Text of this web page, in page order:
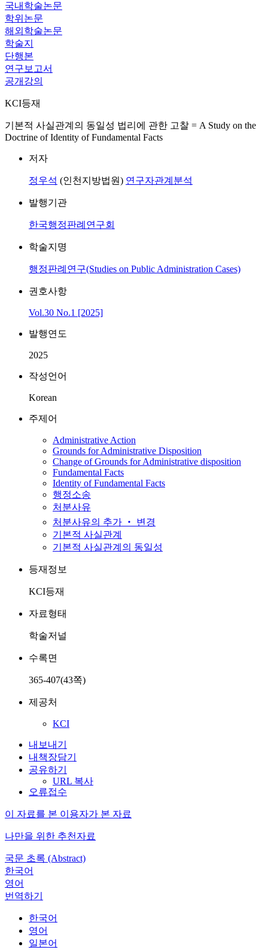
국내학술논문
학위논문
해외학술논문
학술지
단행본
연구보고서
공개강의
KCI등재
기본적 사실관계의 동일성 법리에 관한 고찰 = A Study on the
Doctrine of Identity of Fundamental Facts
저자
정우석 (인천지방법원) 연구자관계분석
발행기관
한국행정판례연구회
학술지명
행정판례연구(Studies on Public Administration Cases)
권호사항
Vol.30 No.1 [2025]
발행연도
2025
작성언어
Korean
주제어
Administrative Action
Grounds for Administrative Disposition
Change of Grounds for Administrative disposition
Fundamental Facts
Identity of Fundamental Facts
행정소송
처분사유
처분사유의 추가 ‧ 변경
기본적 사실관계
기본적 사실관계의 동일성
등재정보
KCI등재
자료형태
학술저널
수록면
365-407(43쪽)
제공처
KCI
내보내기
내책장담기
공유하기
URL 복사
오류접수
이 자료를 본 이용자가 본 자료
나만을 위한 추천자료
국문 초록 (Abstract)
한국어
영어
번역하기
한국어
영어
일본어